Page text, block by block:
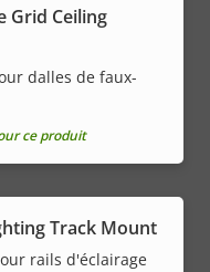
Grid Ceiling
dalles de faux-
ce produit
Track Mount
rails d'éclairage